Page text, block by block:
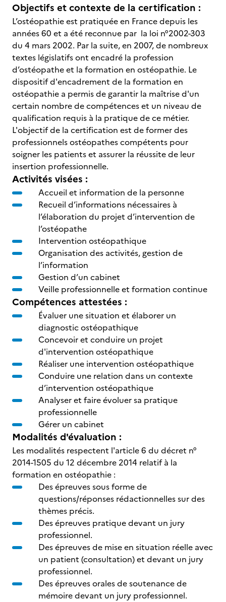
Objectifs et contexte de la certification :
L’ostéopathie est pratiquée en France depuis les
années 60 et a été reconnue par la loi n°2002-303
du 4 mars 2002. Par la suite, en 2007, de nombreux
textes législatifs ont encadré la profession
d’ostéopathe et la formation en ostéopathie. Le
dispositif d'encadrement de la formation en
ostéopathie a permis de garantir la maîtrise d'un
certain nombre de compétences et un niveau de
qualification requis à la pratique de ce métier.
L'objectif de la certification est de former des
professionnels ostéopathes compétents pour
soigner les patients et assurer la réussite de leur
insertion professionnelle.
Activités visées :
Accueil et information de la personne
Recueil d’informations nécessaires à
l’élaboration du projet d’intervention de
l’ostéopathe
Intervention ostéopathique
Organisation des activités, gestion de
l’information
Gestion d’un cabinet
Veille professionnelle et formation continue
Compétences attestées :
Évaluer une situation et élaborer un
diagnostic ostéopathique
Concevoir et conduire un projet
d'intervention ostéopathique
Réaliser une intervention ostéopathique
Conduire une relation dans un contexte
d’intervention ostéopathique
Analyser et faire évoluer sa pratique
professionnelle
Gérer un cabinet
Modalités d'évaluation :
Les modalités respectent l'article 6 du décret n°
2014-1505 du 12 décembre 2014 relatif à la
formation en ostéopathie :
Des épreuves sous forme de
questions/réponses rédactionnelles sur des
thèmes précis.
Des épreuves pratique devant un jury
professionnel.
Des épreuves de mise en situation réelle avec
un patient (consultation) et devant un jury
professionnel.
Des épreuves orales de soutenance de
mémoire devant un jury professionnel.